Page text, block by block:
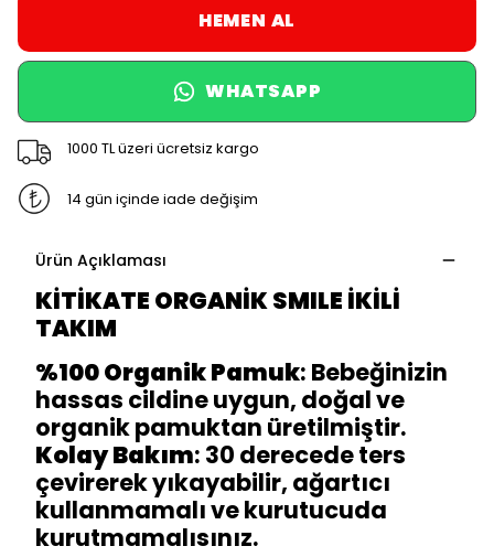
HEMEN AL
WHATSAPP
1000 TL üzeri ücretsiz kargo
14 gün içinde iade değişim
Ürün Açıklaması
KİTİKATE ORGANİK SMILE İKİLİ
TAKIM
%100 Organik Pamuk: Bebeğinizin
hassas cildine uygun, doğal ve
organik pamuktan üretilmiştir.
Kolay Bakım: 30 derecede ters
çevirerek yıkayabilir, ağartıcı
kullanmamalı ve kurutucuda
kurutmamalısınız.